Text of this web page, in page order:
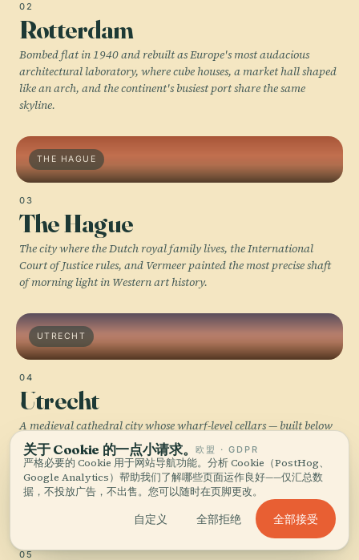
02
Rotterdam
Bombed flat in 1940 and rebuilt as Europe's most audacious
architectural laboratory, where cube houses, a market hall shaped
like an arch, and the continent's busiest port share the same
skyline.
THE HAGUE
03
The Hague
The city where the Dutch royal family lives, the International
Court of Justice rules, and Vermeer painted the most precise shaft
of morning light in Western art history.
UTRECHT
04
Utrecht
A medieval cathedral city whose wharf-level cellars — built below
the canal waterline in the 14th century — are now restaurants and
bars you descend into from the street above.
05
关于 Cookie 的一点小请求。欧盟 · GDPR
严格必要的 Cookie 用于网站导航功能。分析 Cookie（PostHog、
Google Analytics）帮助我们了解哪些页面运作良好——仅汇总数
据，不投放广告，不出售。您可以随时在页脚更改。
自定义 全部拒绝 全部接受